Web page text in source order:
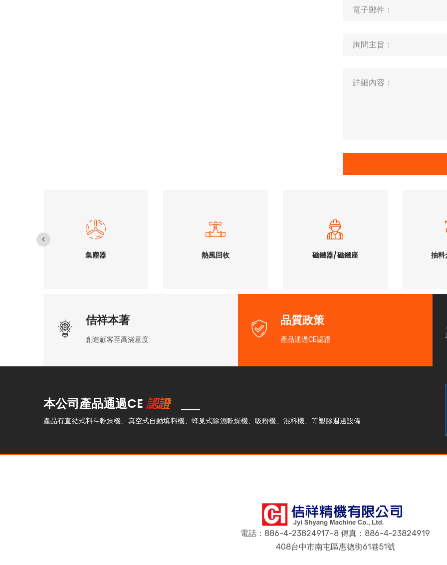
集塵器 熱風回收 磁鐵器/磁鐵座 抽
抽
佶祥本著
創造顧客至高滿意度
品質政策
產品通過CE認證
本公司產品通過CE 認證
產品有直結式料斗乾燥機、真空式自動填料機、蜂巢式除濕乾燥機、吸粉機、混料機、等塑膠週邊設備
電話：886-4-23824917~8 傳真：886-4-23824919
408台中市南屯區惠德街61巷51號